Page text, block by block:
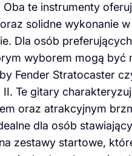
Oba te instrumenty
solidne wykonanie w
Dla osób
wyborem mogą być
Fender Stratocaster
II. Te gitary
oraz atrakcyjnym
dla osób
zestawy startowe,